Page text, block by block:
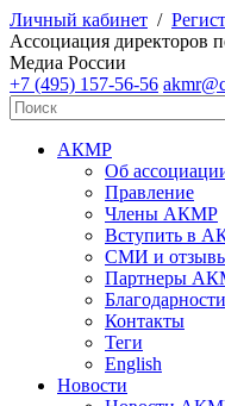
Личный кабинет /
Ассоциация директоров
Медиа России
+7 (495) 157-56-56
АКМР
Об
Правление
Члены АКМР
Вступить в
СМИ и
Партнеры
Контакты
Теги
English
Новости